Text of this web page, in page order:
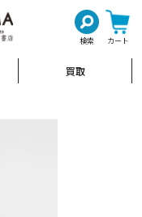
検索 カート
買取